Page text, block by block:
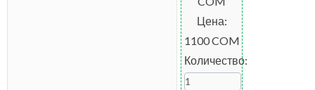
Цена:
1100 COM
Количество: